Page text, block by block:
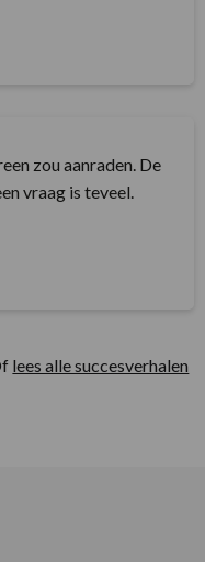
zou aanraden. De
vraag is teveel.
lees alle succesverhalen